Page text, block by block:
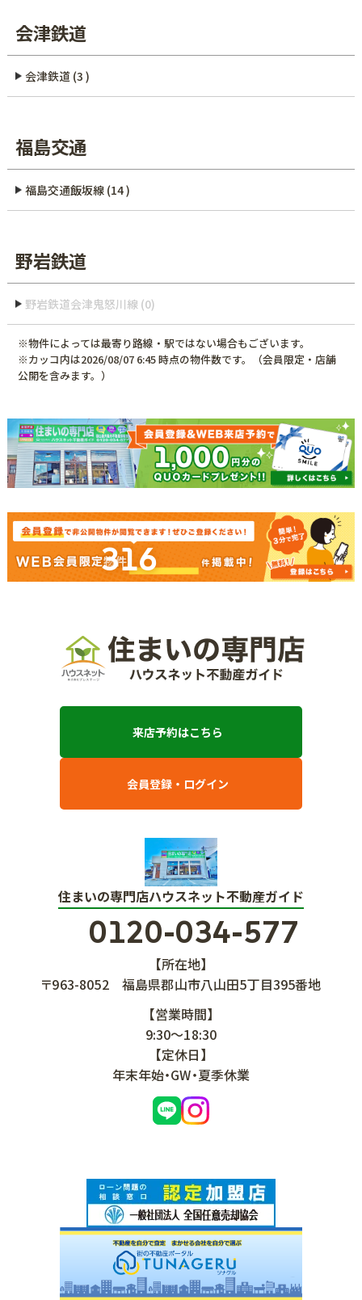
会津鉄道
会津鉄道 (3 )
福島交通
福島交通飯坂線 (14 )
野岩鉄道
野岩鉄道会津鬼怒川線 (0)
※物件によっては最寄り路線・駅ではない場合もございます。
※カッコ内は2026/08/07 6:45 時点の物件数です。（会員限定・店舗
公開を含みます。）
316
来店予約はこちら
会員登録・ログイン
住まいの専門店ハウスネット不動産ガイド
0120-034-577
【所在地】
〒963-8052
福島県郡山市八山田5丁目395番地
【営業時間】
9:30～18:30
【定休日】
年末年始・GW・夏季休業